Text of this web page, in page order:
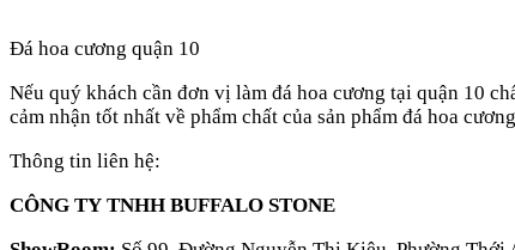
Đá hoa cương quận 10
Nếu quý khách cần đơn vị làm đá hoa cương tại quận 10
cảm nhận tốt nhất về phẩm chất của sản phẩm đá hoa
Thông tin liên hệ:
CÔNG TY TNHH BUFFALO STONE